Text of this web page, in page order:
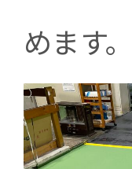
めます。